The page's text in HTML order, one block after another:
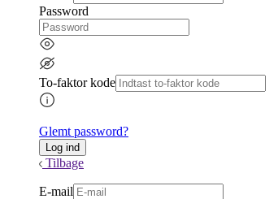
Password
To-faktor kode
Glemt password?
Tilbage
E-mail